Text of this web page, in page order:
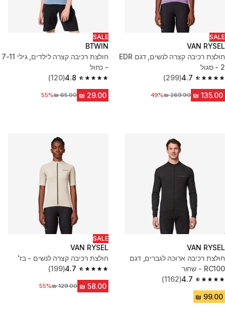
SALE
VAN RYSEL
חולצת רכיבה קצרה לנשים, דגם EDR
2 - סגול
4.7
4.7 out of 5 stars from 299 reviews
(299)
מחיר לפני הנחה
49%
SALE
BTWIN
חולצת רכיבה קצרה לילדים, גילי 7-11
- כחול
4.8
4.8 out of 5 stars from 120 reviews
(120)
מחיר לפני הנחה‏65.00 ₪
55%
VAN RYSEL
חולצת רכיבה ארוכה לגברים, דגם
RC100 - שחור
4.7
4.7 out of 5 stars from 1162 reviews
(1162)
SALE
VAN RYSEL
חולצת רכיבה קצרה לנשים - בז'
4.7
4.7 out of 5 stars from 199 reviews
(199)
מחיר לפני הנחה‏129.00 ₪
55%